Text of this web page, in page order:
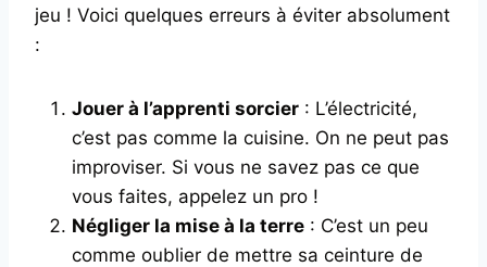
jeu ! Voici quelques erreurs à éviter absolument
:
Jouer à l’apprenti sorcier : L’électricité,
c’est pas comme la cuisine. On ne peut pas
improviser. Si vous ne savez pas ce que
vous faites, appelez un pro !
Négliger la mise à la terre : C’est un peu
comme oublier de mettre sa ceinture de